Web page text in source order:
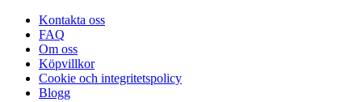
Kontakta oss
FAQ
Om oss
Köpvillkor
Cookie och integritetspolicy
Blogg